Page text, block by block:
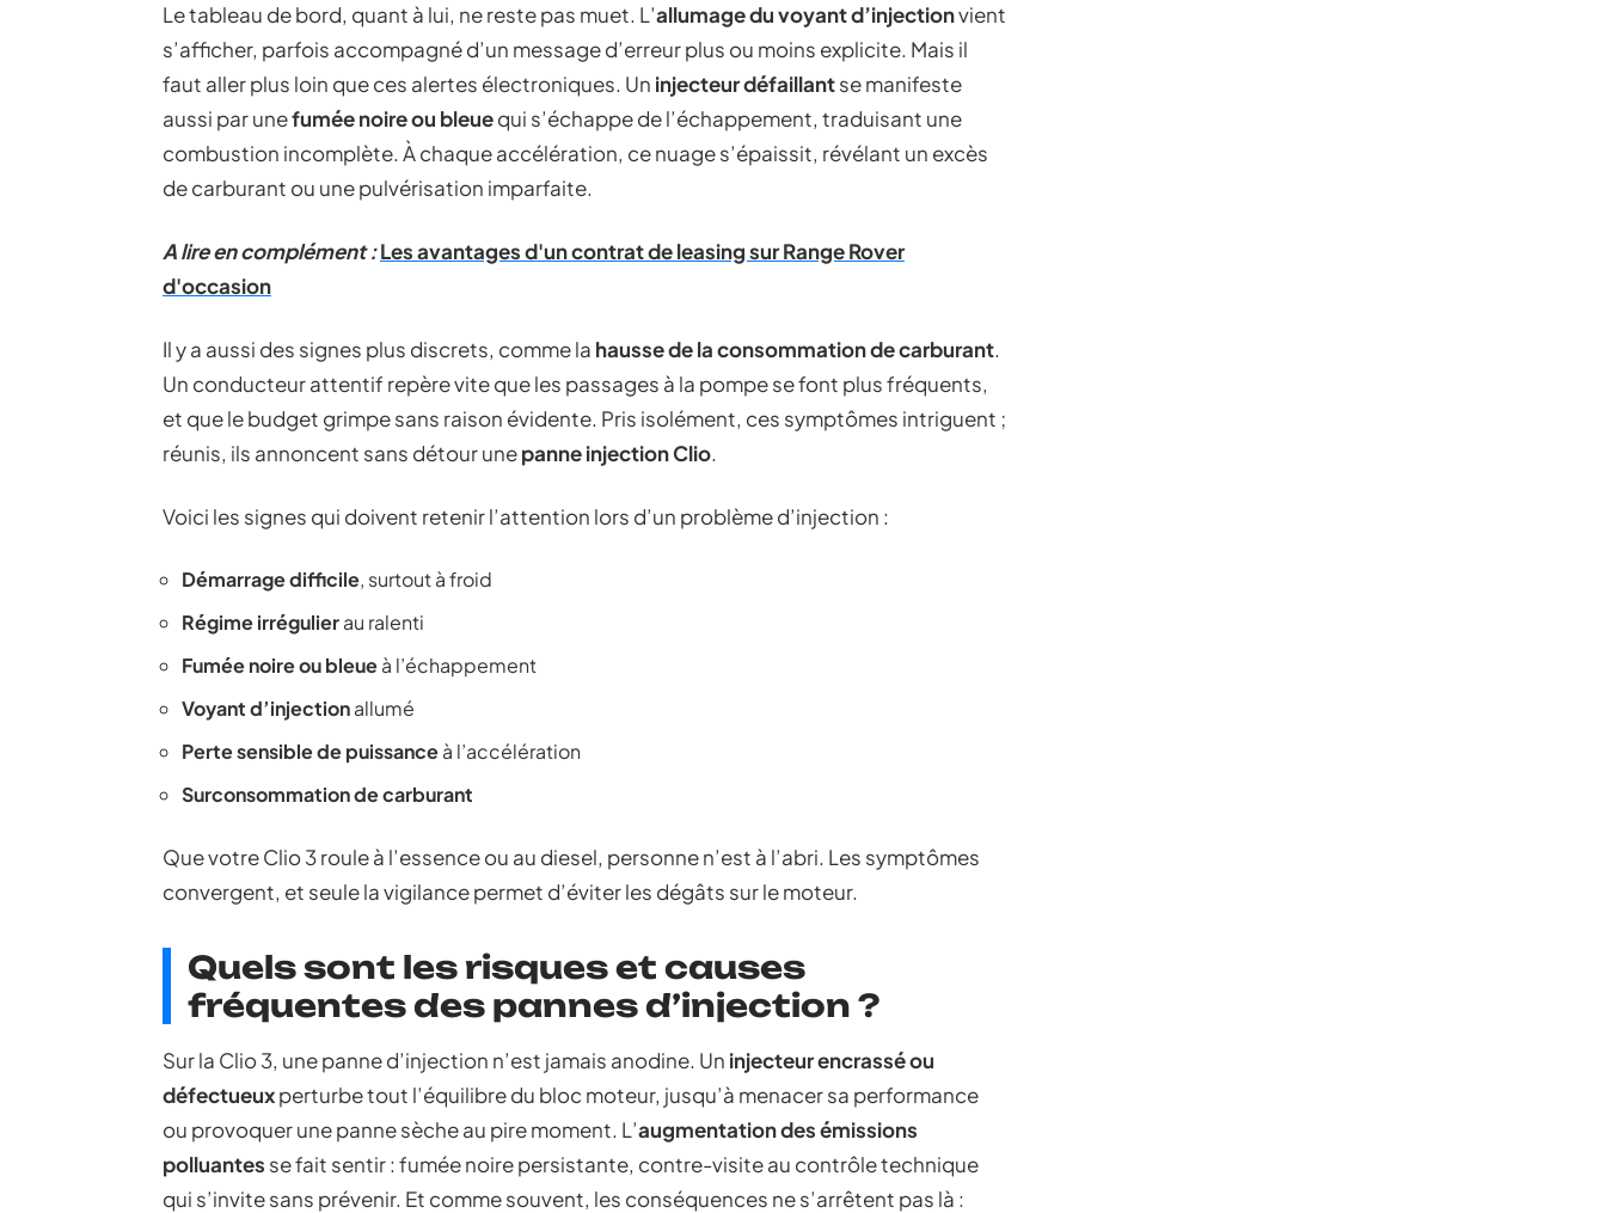
Le tableau de bord, quant à lui, ne reste pas muet. L’allumage du voyant d’injectionvient
s’afficher, parfois accompagné d’un message d’erreur plus ou moins explicite. Mais il
faut aller plus loin que ces alertes électroniques. Un injecteur défaillantse manifeste
aussi par unefumée noire ou bleuequi s’échappe de l’échappement, traduisant une
combustion incomplète. À chaque accélération, ce nuage s’épaissit, révélant un excès
de carburant ou une pulvérisation imparfaite.
A lire en complément :Les avantages d'un contrat de leasing sur Range Rover
d'occasion
Il y a aussi des signes plus discrets, comme la hausse de la consommation de carburant.
Un conducteur attentif repère vite que les passages à la pompe se font plus fréquents,
et que le budget grimpe sans raison évidente. Pris isolément, ces symptômes intriguent ;
réunis, ils annoncent sans détour unepanne injection Clio.
Voici les signes qui doivent retenir l’attention lors d’un problème d’injection :
Démarrage difficile, surtout à froid
Régime irrégulierau ralenti
Fumée noire ou bleueà l’échappement
Voyant d’injectionallumé
Perte sensible de puissanceà l’accélération
Surconsommation de carburant
Que votre Clio 3 roule à l’essence ou au diesel, personne n’est à l’abri. Les symptômes
convergent, et seule la vigilance permet d’éviter les dégâts sur le moteur.
Quels sont les risques et causes
fréquentes des pannes d’injection ?
Sur la Clio 3, une panne d’injection n’est jamais anodine. Un injecteur encrassé ou
défectueuxperturbe tout l’équilibre du bloc moteur, jusqu’à menacer sa performance
ou provoquer une panne sèche au pire moment. L’augmentation des émissions
polluantes se fait sentir : fumée noire persistante, contre-visite au contrôle technique
qui s’invite sans prévenir. Et comme souvent, les conséquences ne s’arrêtent pas là :